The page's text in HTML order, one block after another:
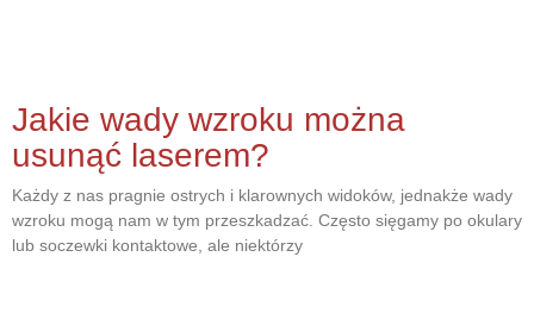
Jakie wady wzroku można
usunąć laserem?
Każdy z nas pragnie ostrych i klarownych widoków, jednakże wady
wzroku mogą nam w tym przeszkadzać. Często sięgamy po okulary
lub soczewki kontaktowe, ale niektórzy